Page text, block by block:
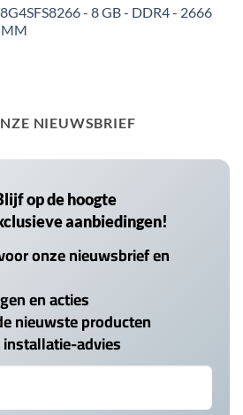
- 8 GB - DDR4 - 2666
NIEUWSBRIEF
op de hoogte
aanbiedingen!
onze nieuwsbrief en
en acties
nieuwste producten
advies